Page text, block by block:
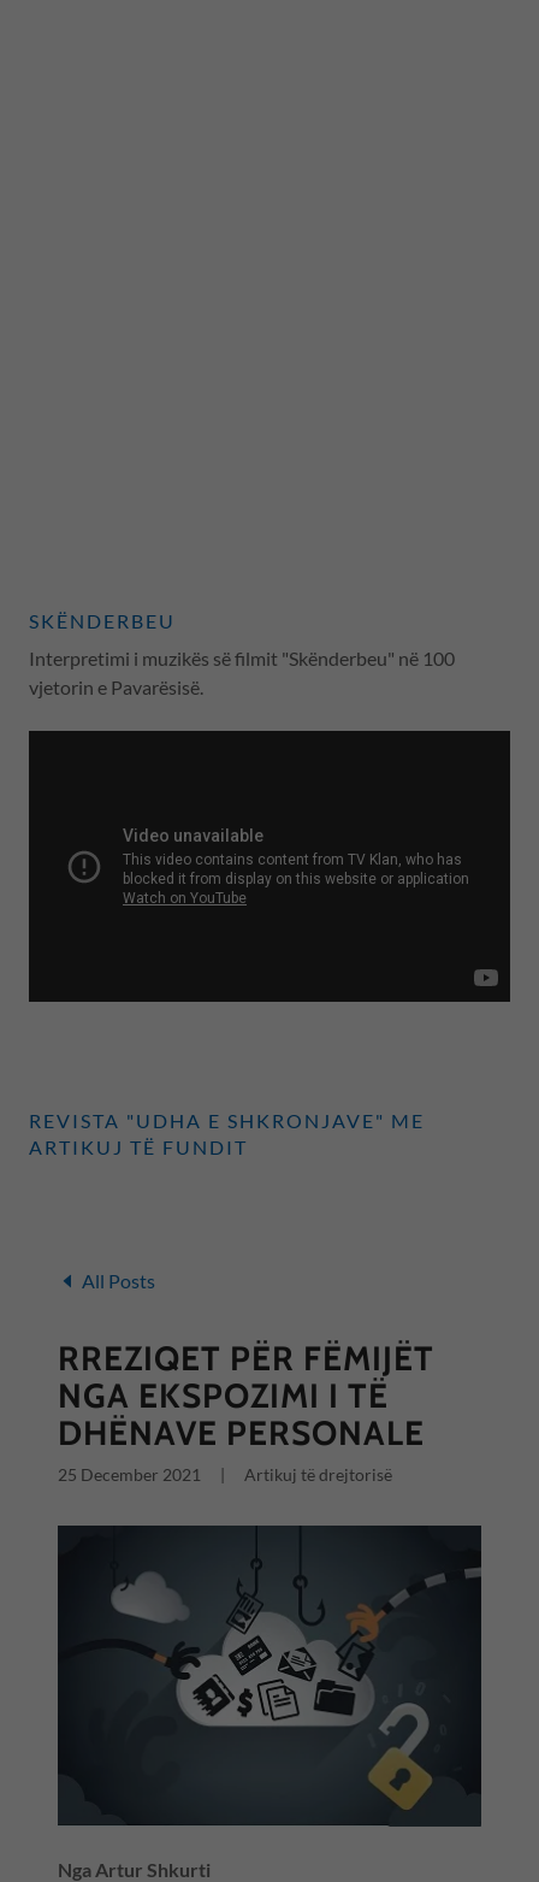
SKËNDERBEU
Interpretimi i muzikës së filmit "Skënderbeu" në 100
vjetorin e Pavarësisë.
REVISTA "UDHA E SHKRONJAVE" ME
ARTIKUJ TË FUNDIT
All Posts
RREZIQET PËR FËMIJËT
NGA EKSPOZIMI I TË
DHËNAVE PERSONALE
25 December 2021 | Artikuj të drejtorisë
Nga Artur Shkurti